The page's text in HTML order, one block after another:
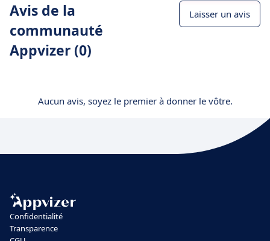
Avis de la
communauté
Appvizer (0)
Laisser un avis
Aucun avis, soyez le premier à donner le vôtre.
Confidentialité
Transparence